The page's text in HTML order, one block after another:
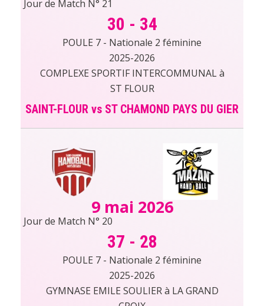
Jour de Match N° 21
30 - 34
POULE 7 - Nationale 2 féminine
2025-2026
COMPLEXE SPORTIF INTERCOMMUNAL à
ST FLOUR
SAINT-FLOUR vs ST CHAMOND PAYS DU GIER
9 mai 2026
Jour de Match N° 20
37 - 28
POULE 7 - Nationale 2 féminine
2025-2026
GYMNASE EMILE SOULIER à LA GRAND